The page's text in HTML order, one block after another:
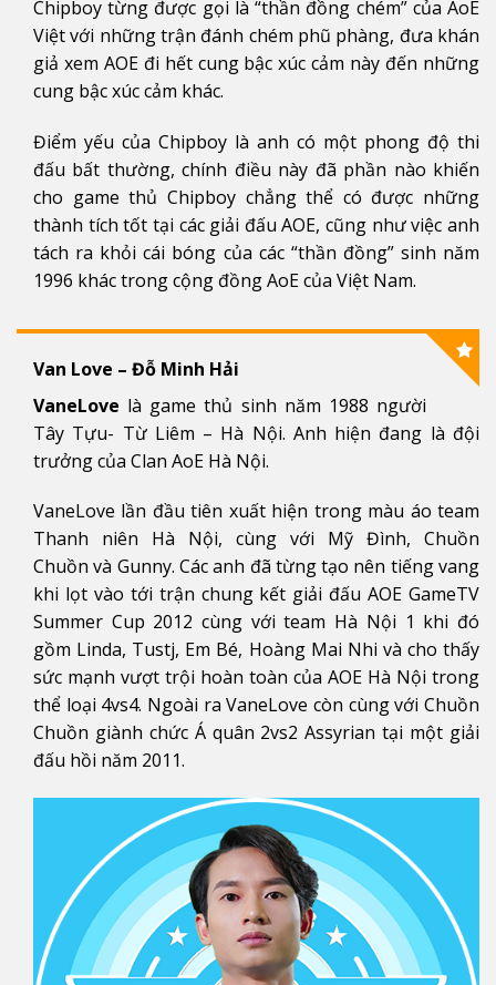
Chipboy từng được gọi là “thần đồng chém” của AoE
Việt với những trận đánh chém phũ phàng, đưa khán
giả xem AOE đi hết cung bậc xúc cảm này đến những
cung bậc xúc cảm khác.
Điểm yếu của Chipboy là anh có một phong độ thi
đấu bất thường, chính điều này đã phần nào khiến
cho game thủ Chipboy chẳng thể có được những
thành tích tốt tại các giải đấu AOE, cũng như việc anh
tách ra khỏi cái bóng của các “thần đồng” sinh năm
1996 khác trong cộng đồng AoE của Việt Nam.
Van Love – Đỗ Minh Hải
VaneLove là game thủ sinh năm 1988 người
Tây Tựu- Từ Liêm – Hà Nội. Anh hiện đang là đội
trưởng của Clan AoE Hà Nội.
VaneLove lần đầu tiên xuất hiện trong màu áo team
Thanh niên Hà Nội, cùng với Mỹ Đình, Chuồn
Chuồn và Gunny. Các anh đã từng tạo nên tiếng vang
khi lọt vào tới trận chung kết giải đấu AOE GameTV
Summer Cup 2012 cùng với team Hà Nội 1 khi đó
gồm Linda, Tustj, Em Bé, Hoàng Mai Nhi và cho thấy
sức mạnh vượt trội hoàn toàn của AOE Hà Nội trong
thể loại 4vs4. Ngoài ra VaneLove còn cùng với Chuồn
Chuồn giành chức Á quân 2vs2 Assyrian tại một giải
đấu hồi năm 2011.